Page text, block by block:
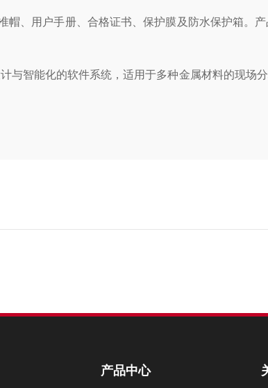
、用户手册、合格证书、保护膜及防水保护箱。
与智能化的软件系统，适用于多种金属材料的现场
产品中心